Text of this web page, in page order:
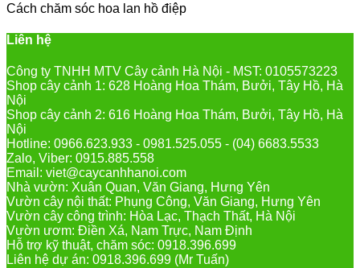
Cách chăm sóc hoa lan hồ điệp
Liên hệ
Công ty TNHH MTV Cây cảnh Hà Nội - MST: 0105573223
Shop cây cảnh 1: 628 Hoàng Hoa Thám, Bưởi, Tây Hồ, Hà
Nội
Shop cây cảnh 2: 616 Hoàng Hoa Thám, Bưởi, Tây Hồ, Hà
Nội
Hotline: 0966.623.933 - 0981.525.055 - (04) 6683.5533
Zalo, Viber: 0915.885.558
Email: viet@caycanhhanoi.com
Nhà vườn: Xuân Quan, Văn Giang, Hưng Yên
Vườn cây nội thất: Phụng Công, Văn Giang, Hưng Yên
Vườn cây công trình: Hòa Lạc, Thạch Thất, Hà Nội
Vườn ươm: Điền Xá, Nam Trực, Nam Định
Hỗ trợ kỹ thuật, chăm sóc: 0918.396.699
Liên hệ dự án: 0918.396.699 (Mr Tuấn)